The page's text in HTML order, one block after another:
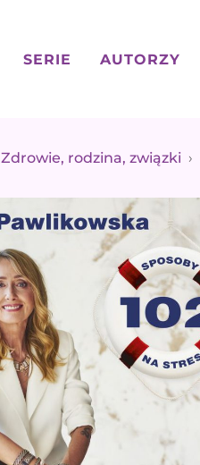
SERIE AUTORZY
Zdrowie, rodzina, związki ›